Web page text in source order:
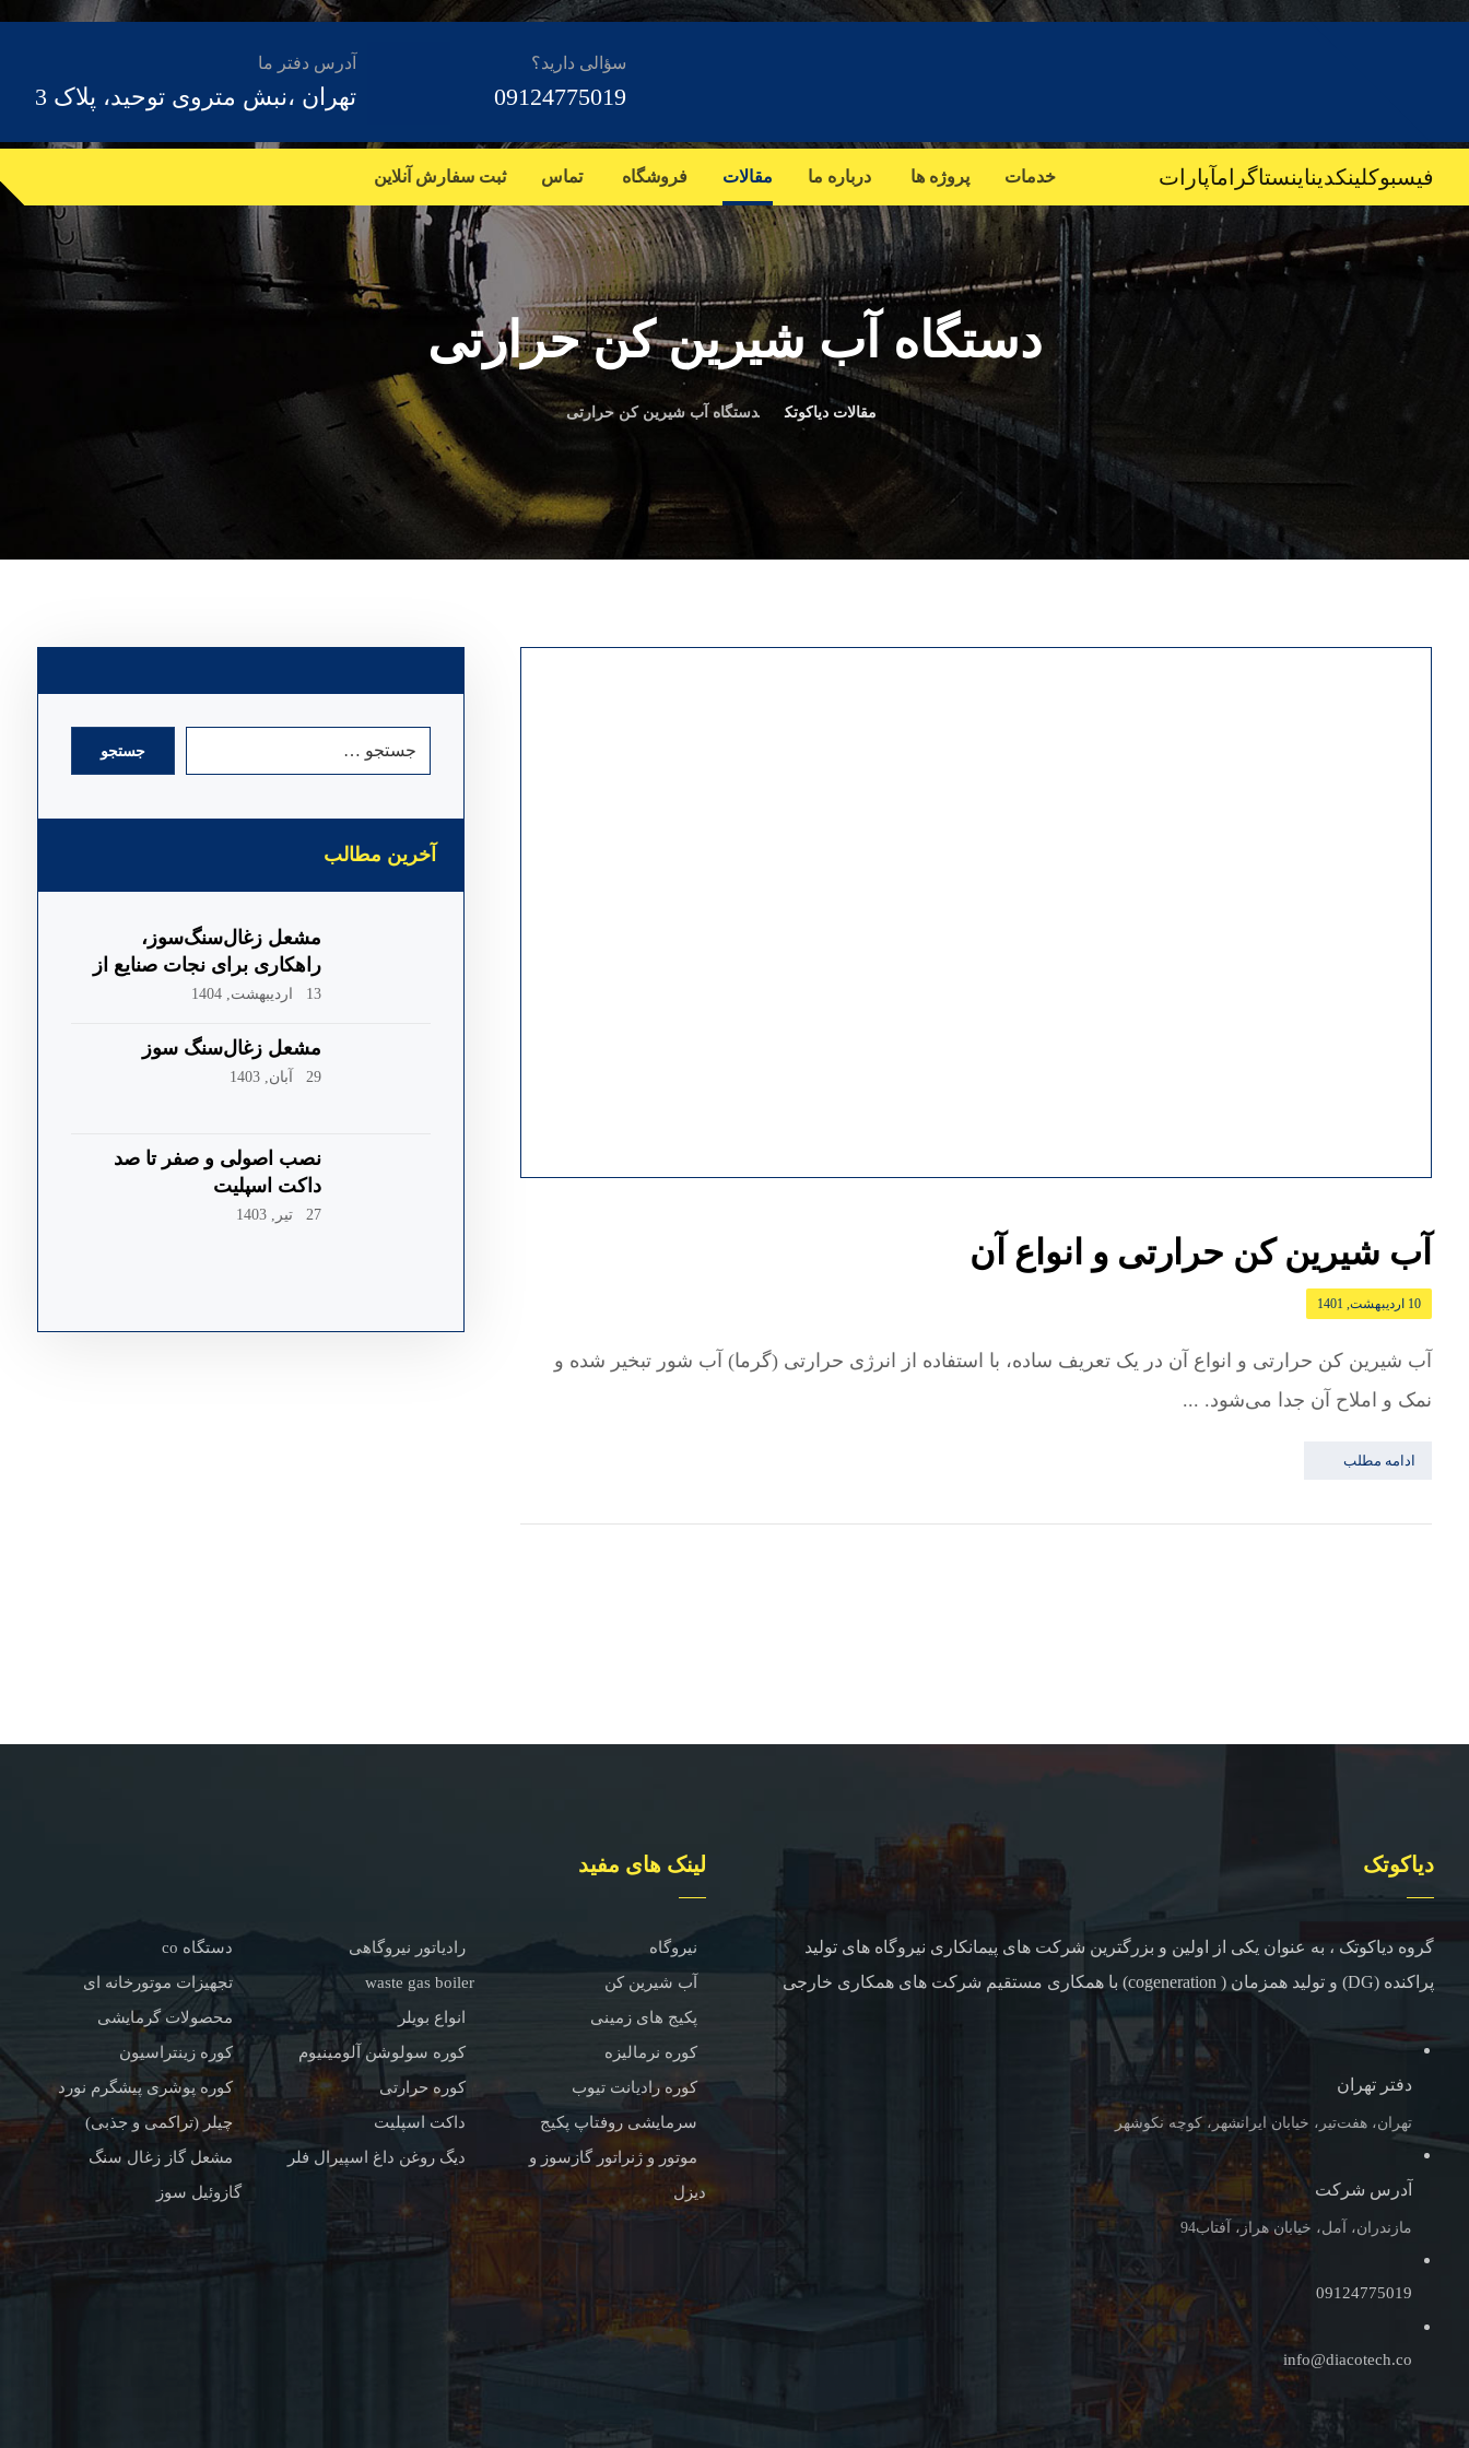
آدرس دفتر ما
تهران ،نبش متروی توحید، پلاک 3
سؤالی دارید؟
09124775019
فیسبوکلینکدیناینستاگرامآپارات خدمات پروژه ها درباره ما مقالات فروشگاه تماس ثبت سفارش آنلاین
دستگاه آب شیرین کن حرارتی
مقالات دیاکوتک دستگاه آب شیرین کن حرارتی
آب شیرین کن حرارتی و انواع آن
10 اردیبهشت, 1401
آب شیرین کن حرارتی و انواع آن در یک تعریف ساده، با استفاده از انرژی حرارتی (گرما) آب شور تبخیر شده و
نمک و املاح آن جدا می‌شود. ...
ادامه مطلب
جستجو
آخرین مطالب
مشعل زغال‌سنگ‌سوز،
راهکاری برای نجات صنایع از
بحران انرژی
13 اردیبهشت, 1404
مشعل زغال‌سنگ سوز
29 آبان, 1403
نصب اصولی و صفر تا صد
داکت اسپلیت
27 تیر, 1403
دیاکوتک
گروه دیاکوتک ، به عنوان یکی از اولین و بزرگترین شرکت های پیمانکاری نیروگاه های تولید
پراکنده (DG) و تولید همزمان ( cogeneration) با همکاری مستقیم شرکت های همکاری خارجی
دفتر تهران
تهران، هفت‌تیر، خیابان ایرانشهر، کوچه نکوشهر
آدرس شرکت
مازندران، آمل، خیابان هراز، آفتاب94
09124775019
info@diacotech.co
لینک های مفید
نیروگاه رادیاتور نیروگاهی
دستگاه co
آب شیرین کن
waste gas boiler
تجهیزات موتورخانه ای
پکیج های زمینی
انواع بویلر
محصولات گرمایشی
کوره نرمالیزه
کوره سولوشن آلومینیوم
کوره زینتراسیون
کوره رادیانت تیوب
کوره حرارتی
کوره پوشری پیشگرم نورد
سرمایشی روفتاپ پکیج
داکت اسپلیت
چیلر (تراکمی و جذبی)
موتور و ژنراتور گازسوز و
دیزل
دیگ روغن داغ اسپیرال فلر
مشعل گاز زغال سنگ
گازوئیل سوز